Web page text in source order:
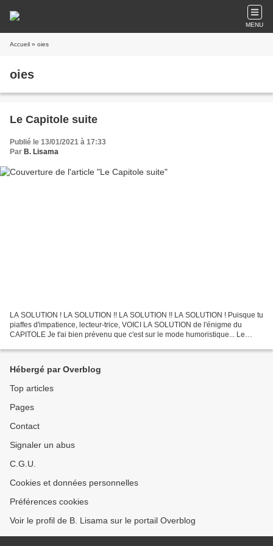
MENU
Accueil » oies
oies
Le Capitole suite
Publié le 13/01/2021 à 17:33
Par B. Lisama
LA SOLUTION ! LA SOLUTION !! LA SOLUTION !! LA SOLUTION ! Puisque tu
piaffes d'impatience, lecteur-trice, VOICI LA SOLUTION de l'énigme du
CAPITOLE Je t'ai bien prévenu que c'est sur le mode humoristique... Le
Hébergé par Overblog
Top articles
Pages
Contact
Signaler un abus
C.G.U.
Cookies et données personnelles
Préférences cookies
Voir le profil de B. Lisama sur le portail Overblog